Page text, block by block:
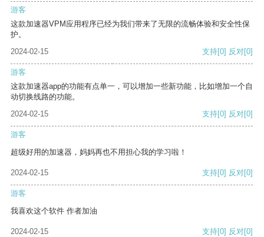
游客
这款加速器VPM应用程序已经为我们带来了无限的流畅体验和安全性保
护。
2024-02-15
支持[0] 反对[0]
游客
这款加速器app的功能有点单一，可以增加一些新功能，比如增加一个自
动切换线路的功能。
2024-02-15
支持[0] 反对[0]
游客
超级好用的加速器，妈妈再也不用担心我的学习啦！
2024-02-15 支持[0] 反对[0]
游客
我喜欢这个软件 作者加油
2024-02-15 支持[0] 反对[0]